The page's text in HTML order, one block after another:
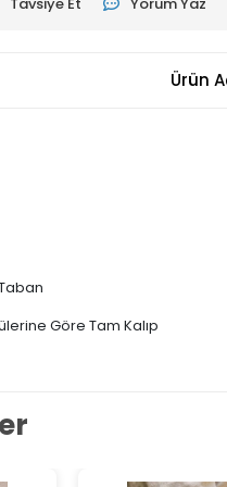
Tavsiye Et Yorum Yaz
Ürün
Göre Tam Kalıp